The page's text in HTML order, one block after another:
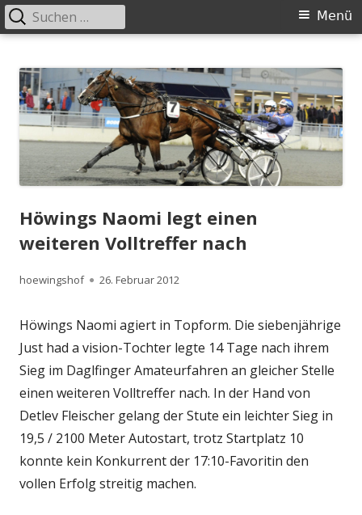
zum
Inhalt
Primäres
Menü
Suchen
nach:
Höwings Naomi legt einen
weiteren Volltreffer nach
Autor
hoewingshof
Veröffentlicht
26. Februar 2012
Höwings Naomi agiert in Topform. Die siebenjährige
Just had a vision-Tochter legte 14 Tage nach ihrem
Sieg im Daglfinger Amateurfahren an gleicher Stelle
einen weiteren Volltreffer nach. In der Hand von
Detlev Fleischer gelang der Stute ein leichter Sieg in
19,5 / 2100 Meter Autostart, trotz Startplatz 10
konnte kein Konkurrent der 17:10-Favoritin den
vollen Erfolg streitig machen.